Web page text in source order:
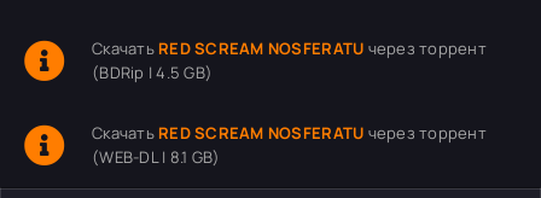
Скачать RED SCREAM NOSFERATU через торрент
(BDRip | 4.5 GB)
Скачать RED SCREAM NOSFERATU через торрент
(WEB-DL | 8.1 GB)